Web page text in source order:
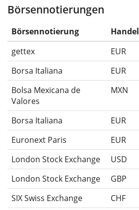
Die Wertentwicklungsangaben für
Ausschüttungen (falls vorhanden).
Börsennotierungen
Börsennotierung
gettex
EUR
Borsa Italiana
EUR
Bolsa Mexicana de
Valores
MXN
Borsa Italiana EUR
Euronext Paris
EUR
London Stock Exchange
USD
London Stock Exchange
GBP
SIX Swiss Exchange
CHF